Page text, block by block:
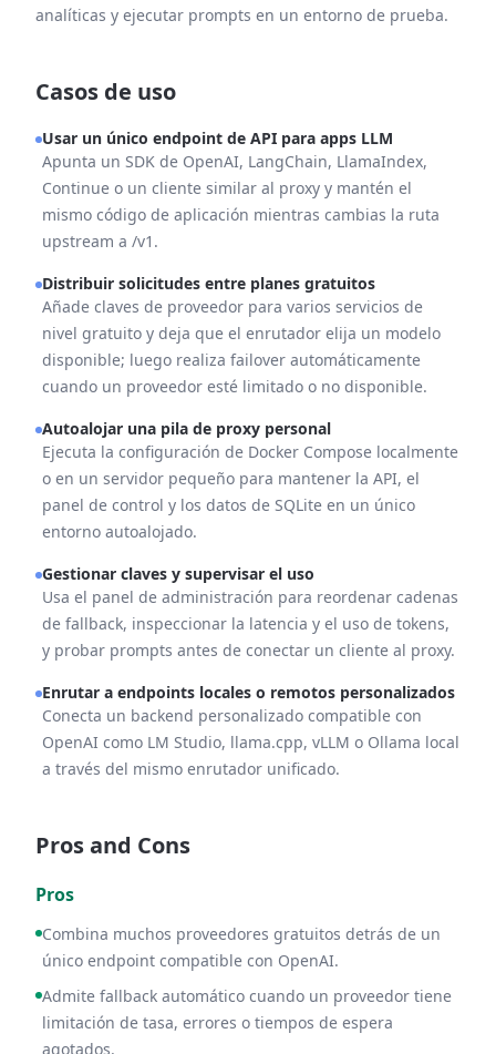
analíticas y ejecutar prompts en un entorno de prueba.
Casos de uso
Usar un único endpoint de API para apps LLM
Apunta un SDK de OpenAI, LangChain, LlamaIndex,
Continue o un cliente similar al proxy y mantén el
mismo código de aplicación mientras cambias la ruta
upstream a /v1.
Distribuir solicitudes entre planes gratuitos
Añade claves de proveedor para varios servicios de
nivel gratuito y deja que el enrutador elija un modelo
disponible; luego realiza failover automáticamente
cuando un proveedor esté limitado o no disponible.
Autoalojar una pila de proxy personal
Ejecuta la configuración de Docker Compose localmente
o en un servidor pequeño para mantener la API, el
panel de control y los datos de SQLite en un único
entorno autoalojado.
Gestionar claves y supervisar el uso
Usa el panel de administración para reordenar cadenas
de fallback, inspeccionar la latencia y el uso de tokens,
y probar prompts antes de conectar un cliente al proxy.
Enrutar a endpoints locales o remotos personalizados
Conecta un backend personalizado compatible con
OpenAI como LM Studio, llama.cpp, vLLM o Ollama local
a través del mismo enrutador unificado.
Pros and Cons
Pros
Combina muchos proveedores gratuitos detrás de un
único endpoint compatible con OpenAI.
Admite fallback automático cuando un proveedor tiene
limitación de tasa, errores o tiempos de espera
agotados.